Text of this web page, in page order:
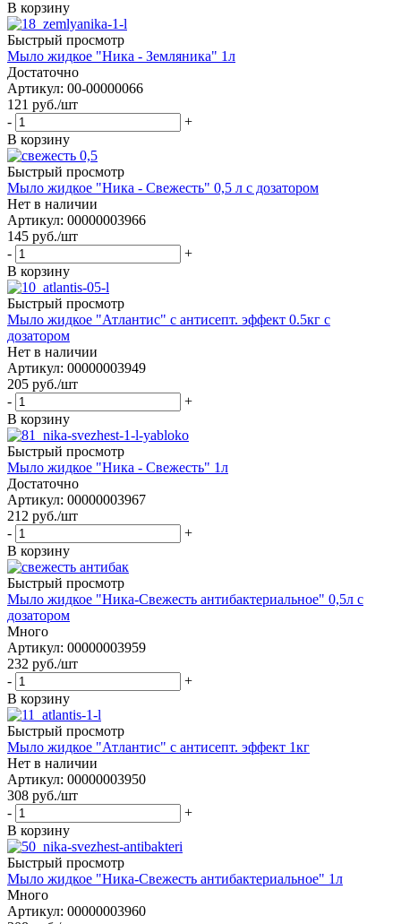
В корзину
Быстрый просмотр
Мыло жидкое "Ника - Земляника" 1л
Достаточно
Артикул: 00-00000066
121 руб./шт
-
+
В корзину
Быстрый просмотр
Мыло жидкое "Ника - Свежесть" 0,5 л с дозатором
Нет в наличии
Артикул: 00000003966
145 руб./шт
-
+
В корзину
Быстрый просмотр
Мыло жидкое "Атлантис" с антисепт. эффект 0.5кг с
дозатором
Нет в наличии
Артикул: 00000003949
205 руб./шт
-
+
В корзину
Быстрый просмотр
Мыло жидкое "Ника - Свежесть" 1л
Достаточно
Артикул: 00000003967
212 руб./шт
-
+
В корзину
Быстрый просмотр
Мыло жидкое "Ника-Свежесть антибактериальное" 0,5л с
дозатором
Много
Артикул: 00000003959
232 руб./шт
-
+
В корзину
Быстрый просмотр
Мыло жидкое "Атлантис" с антисепт. эффект 1кг
Нет в наличии
Артикул: 00000003950
308 руб./шт
-
+
В корзину
Быстрый просмотр
Мыло жидкое "Ника-Свежесть антибактериальное" 1л
Много
Артикул: 00000003960